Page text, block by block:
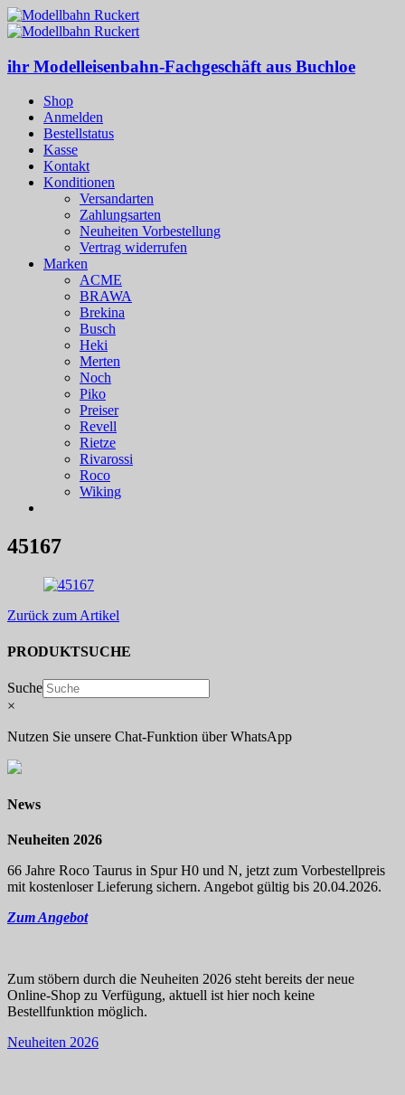
ihr Modelleisenbahn-Fachgeschäft aus Buchloe
Shop
Anmelden
Bestellstatus
Kasse
Kontakt
Konditionen
Versandarten
Zahlungsarten
Neuheiten Vorbestellung
Vertrag widerrufen
Marken
ACME
BRAWA
Brekina
Busch
Heki
Merten
Noch
Piko
Preiser
Revell
Rietze
Rivarossi
Roco
Wiking
45167
Zurück zum Artikel
PRODUKTSUCHE
Suche
×
Nutzen Sie unsere Chat-Funktion über WhatsApp
News
Neuheiten 2026
66 Jahre Roco Taurus in Spur H0 und N, jetzt zum Vorbestellpreis
mit kostenloser Lieferung sichern. Angebot gültig bis 20.04.2026.
Zum Angebot
Zum stöbern durch die Neuheiten 2026 steht bereits der neue
Online-Shop zu Verfügung, aktuell ist hier noch keine
Bestellfunktion möglich.
Neuheiten 2026